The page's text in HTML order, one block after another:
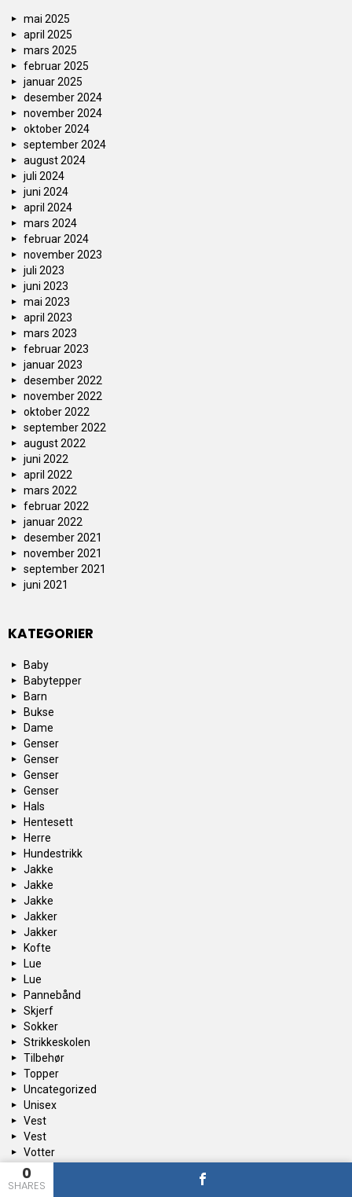
0
SHARES
mai 2025
april 2025
mars 2025
februar 2025
januar 2025
desember 2024
november 2024
oktober 2024
september 2024
august 2024
juli 2024
juni 2024
april 2024
mars 2024
februar 2024
november 2023
juli 2023
juni 2023
mai 2023
april 2023
mars 2023
februar 2023
januar 2023
desember 2022
november 2022
oktober 2022
september 2022
august 2022
juni 2022
april 2022
mars 2022
februar 2022
januar 2022
desember 2021
november 2021
september 2021
juni 2021
KATEGORIER
Baby
Babytepper
Barn
Bukse
Dame
Genser
Genser
Genser
Genser
Hals
Hentesett
Herre
Hundestrikk
Jakke
Jakke
Jakke
Jakker
Jakker
Kofte
Lue
Lue
Pannebånd
Skjerf
Sokker
Strikkeskolen
Tilbehør
Topper
Uncategorized
Unisex
Vest
Vest
Votter